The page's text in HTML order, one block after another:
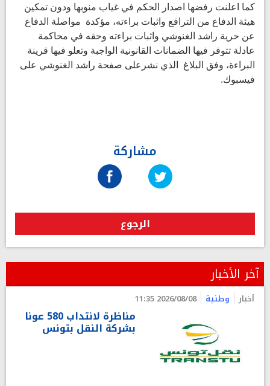
كما اعلنت رفضها اصدار الحكم في غياب منوبها ودون تمكين
هيئة الدفاع من الترافع واثبات براءته، مؤكدة مواصلة الدفاع
عن حرية راشد الغنوشي واثبات براءته وحقه في محاكمة
عادلة تتوفر فيها الضمانات القانونية الواجبة وتعلو فيها قرينة
البراءة، وفق البلاغ الذي نشرعلى صفحة راشد الغنوشي على
فيسبوك.
مشاركة
الرجوع
آخر الأخبار
أخبار وطنية 2026/08/08 11:35
مناظرة لانتداب 580 عونا
بشركة النقل بتونس